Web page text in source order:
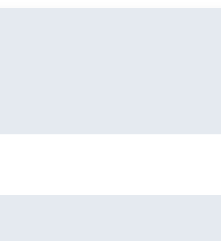
Politique de confidentialité.